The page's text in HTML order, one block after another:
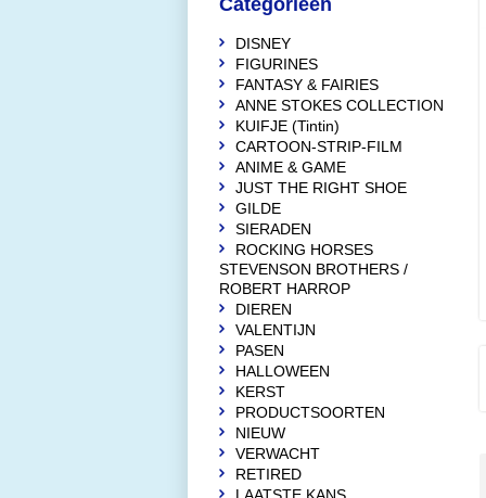
Categorieën
DISNEY
FIGURINES
FANTASY & FAIRIES
ANNE STOKES COLLECTION
KUIFJE (Tintin)
CARTOON-STRIP-FILM
ANIME & GAME
JUST THE RIGHT SHOE
GILDE
SIERADEN
ROCKING HORSES
STEVENSON BROTHERS /
ROBERT HARROP
DIEREN
VALENTIJN
PASEN
HALLOWEEN
KERST
PRODUCTSOORTEN
NIEUW
VERWACHT
RETIRED